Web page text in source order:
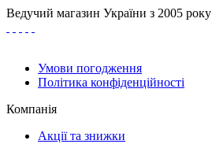
Ведучий магазин України з 2005 року
Умови погодження
Політика конфіденційності
Компанія
Акції та знижки